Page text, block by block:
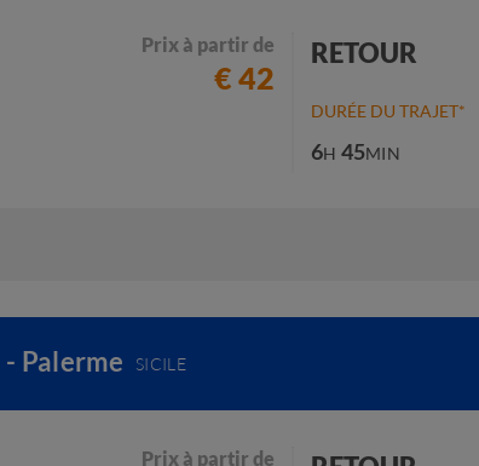
Prix à partir de
€ 42
RETOUR
DURÉE DU TRAJET*
6H 45MIN
- Palerme SICILE
Prix à partir de